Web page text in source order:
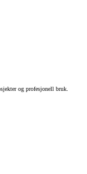
og profesjonell bruk.